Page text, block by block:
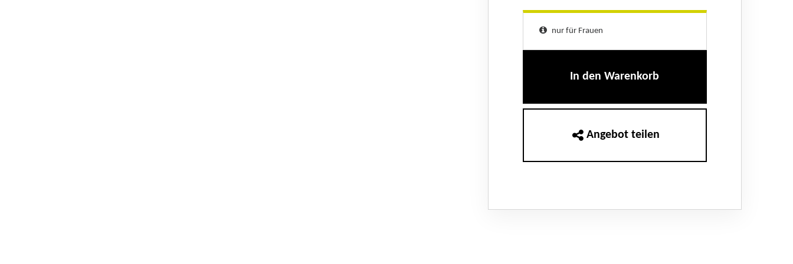
nur für Frauen
In den Warenkorb
Angebot teilen